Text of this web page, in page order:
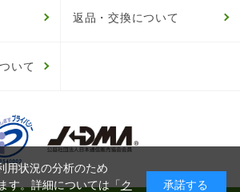
返品・交換について
いて
用状況の分析のため
す。詳細については「ク 承諾する